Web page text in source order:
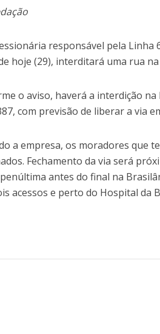
responsável pela
hoje (29), interditará uma rua na
o aviso, haverá a interdição
com previsão de liberar a via
a empresa, os moradores que
Fechamento da via será
antes do final na
acessos e perto do Hospital da